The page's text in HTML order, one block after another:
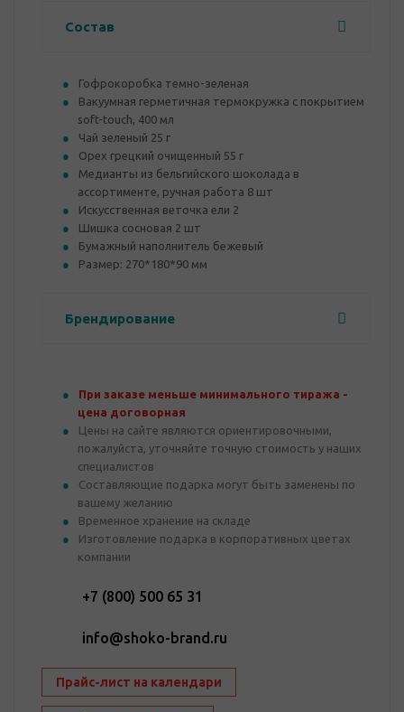
Состав
Гофрокоробка темно-зеленая
Вакуумная герметичная термокружка с покрытием
soft-touch, 400 мл
Чай зеленый 25 г
Орех грецкий очищенный 55 г
Медианты из бельгийского шоколада в
ассортименте, ручная работа 8 шт
Искусственная веточка ели 2
Шишка сосновая 2 шт
Бумажный наполнитель бежевый
Размер: 270*180*90 мм
Брендирование
При заказе меньше минимального тиража -
цена договорная
Цены на сайте являются ориентировочными,
пожалуйста, уточняйте точную стоимость у наших
специалистов
Составляющие подарка могут быть заменены по
вашему желанию
Временное хранение на складе
Изготовление подарка в корпоративных цветах
компании
+7 (800) 500 65 31
info@shoko-brand.ru
Прайс-лист на календари